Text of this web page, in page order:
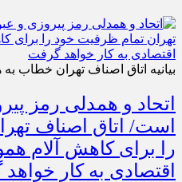
بیانیه اتاق اصناف تهران خطاب
اتحاد و همدلی رمز
است/ اتاق اصناف
را برای کاهش آلام
اقتصادی به کار